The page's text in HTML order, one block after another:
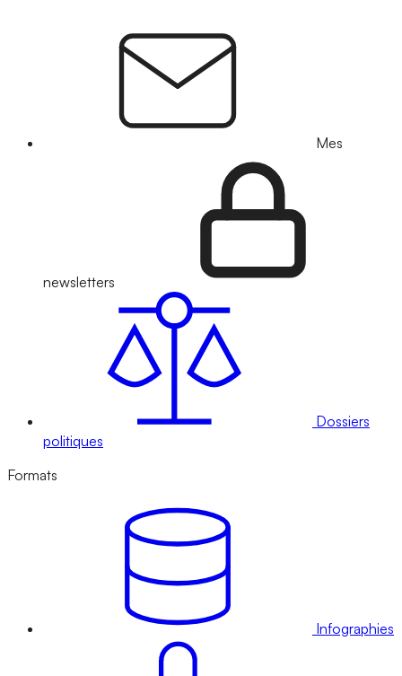
Mes
newsletters
Dossiers
politiques
Formats
Infographies